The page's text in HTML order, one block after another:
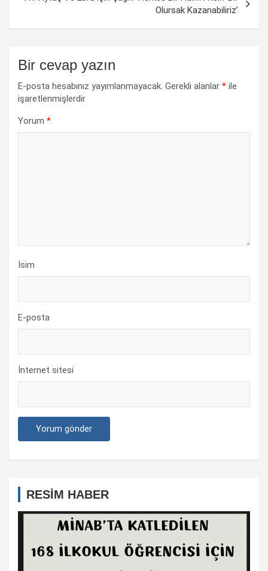
Olursak Kazanabiliriz’
Bir cevap yazın
E-posta hesabınız yayımlanmayacak. Gerekli alanlar * ile
işaretlenmişlerdir
Yorum *
İsim
E-posta
İnternet sitesi
RESİM HABER